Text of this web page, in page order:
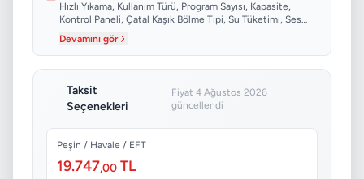
Hızlı Yıkama, Kullanım Türü, Program Sayısı, Kapasite,
Kontrol Paneli, Çatal Kaşık Bölme Tipi, Su Tüketimi, Ses
Seviyesi...
Devamını gör
Taksit
Seçenekleri
Fiyat 4 Ağustos 2026
güncellendi
Peşin / Havale / EFT
19.747,00 TL